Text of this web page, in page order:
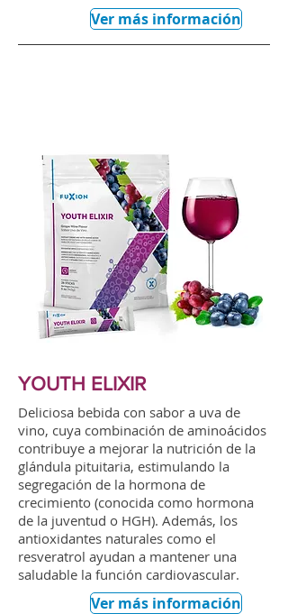
Ver más información
YOUTH ELIXIR
Deliciosa bebida con sabor a uva de
vino, cuya combinación de aminoácidos
contribuye a mejorar la nutrición de la
glándula pituitaria, estimulando la
segregación de la hormona de
crecimiento (conocida como hormona
de la juventud o HGH). Además, los
antioxidantes naturales como el
resveratrol ayudan a mantener una
saludable la función cardiovascular.
Ver más información